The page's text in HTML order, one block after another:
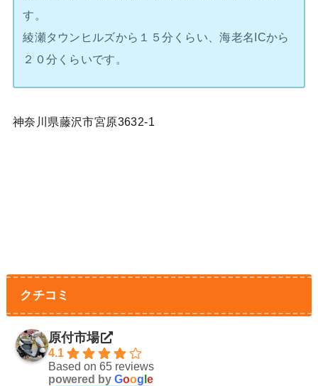
す。
綾瀬タウンヒルズから１５分くらい、海老名ICから
２０分くらいです。
神奈川県藤沢市宮原3632-1
クチコミ
原付市場
4.1
Based on 65 reviews
powered by Goog e